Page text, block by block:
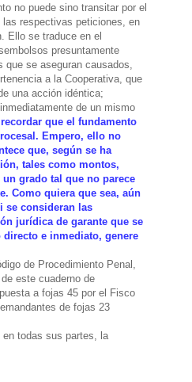
no puede sino transitar por el
respectivas peticiones, en
Ello se traduce en el
presuntamente
se aseguran causados,
a la Cooperativa, que
una acción idéntica;
de un mismo
que el fundamento
Empero, ello no
que, según se ha
tales como montos,
grado tal que no parece
Como quiera que sea, aún
se consideran las
jurídica de garante que se
e inmediato, genere
de Procedimiento Penal,
este cuaderno de
a fojas 45 por el Fisco
de fojas 23
en todas sus partes, la